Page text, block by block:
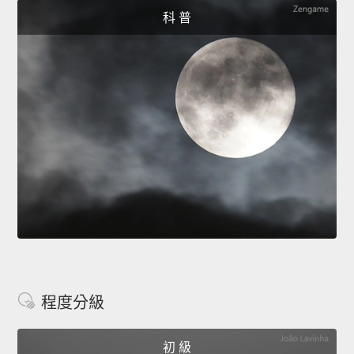
科 普
程度分級
初 級